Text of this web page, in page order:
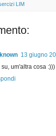
LIM
13 giugno
su, um'altra cosa :)))